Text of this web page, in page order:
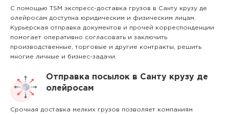
С помощью TSM экспресс-доставка грузов в Санту крузу де
олейросам доступна юридическим и физическим лицам.
Курьерская отправка документов и прочей корреспонденции
помогает оперативно согласовать и заключить
производственные, торговые и другие контракты, решить
многие личные и бизнес-задачи.
Отправка посылок в Санту крузу де
олейросам
Срочная доставка мелких грузов позволяет компаниям